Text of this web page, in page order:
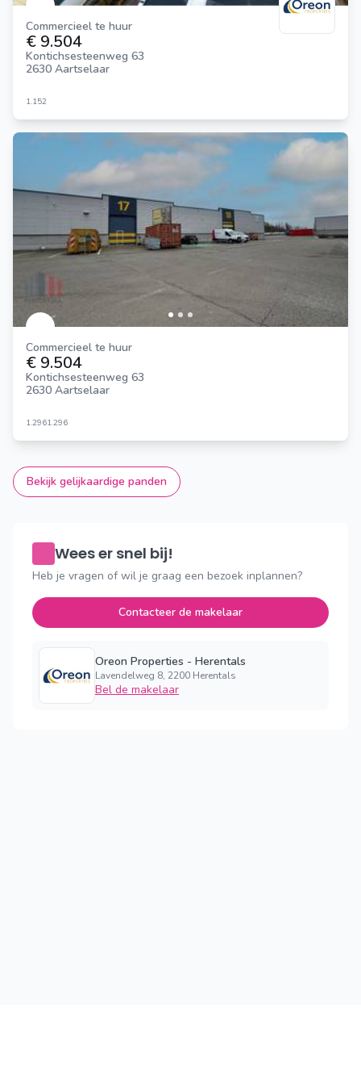
Commercieel te huur
€ 9.504
Kontichsesteenweg 63
2630 Aartselaar
1.152
Commercieel te huur
€ 9.504
Kontichsesteenweg 63
2630 Aartselaar
1.2961.296
Bekijk gelijkaardige panden
Wees er snel bij!
Heb je vragen of wil je graag een bezoek inplannen?
Contacteer de makelaar
Oreon Properties - Herentals
Lavendelweg 8, 2200 Herentals
Bel de makelaar